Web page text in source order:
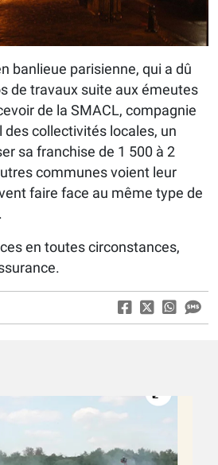
banlieue parisienne, qui a dû
de travaux suite aux émeutes
de la SMACL, compagnie
des collectivités locales, un
sa franchise de 1 500 à 2
communes voient leur
faire face au même type de
en toutes circonstances,